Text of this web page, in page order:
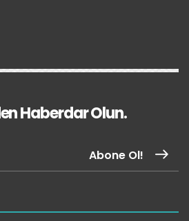
Haberdar Olun.
Abone Ol!